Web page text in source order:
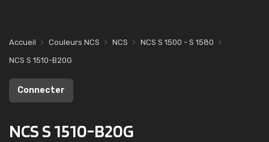
Accueil Couleurs NCS NCS
NCS S 1500 - S 1580
NCS S 1510-B20G
Connecter
NCS S 1510-B20G